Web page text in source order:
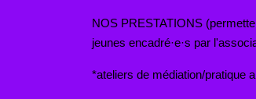
NOS PRESTATIONS
jeunes encadré·e·s par
*ateliers de médiation/pratique